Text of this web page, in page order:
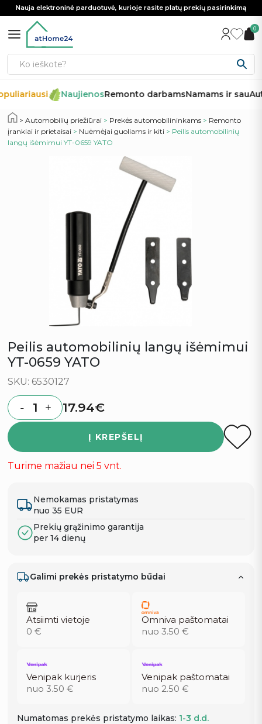
Nauja elektroninė parduotuvė, kurioje rasite platų prekių pasirinkimą
0
NaujienosRemonto darbamsNamams ir sau
Automobilių priežiūrai > Prekės automobilininkams > Remonto
įrankiai ir prietaisai > Nuėmėjai guoliams ir kiti > Peilis automobilinių
langų išėmimui YT-0659 YATO
Peilis automobilinių langų išėmimui
YT-0659 YATO
SKU: 6530127
Quantity
- + 17.94€
Į KREPŠELĮ
Turime mažiau nei 5 vnt.
Nemokamas pristatymas
nuo 35 EUR
Prekių grąžinimo garantija
per 14 dienų
Galimi prekės pristatymo būdai
Atsiimti vietoje
0 €
Omniva paštomatai
nuo 3.50 €
Venipak kurjeris
nuo 3.50 €
Venipak paštomatai
nuo 2.50 €
Numatomas prekės pristatymo laikas: 1-3 d.d.